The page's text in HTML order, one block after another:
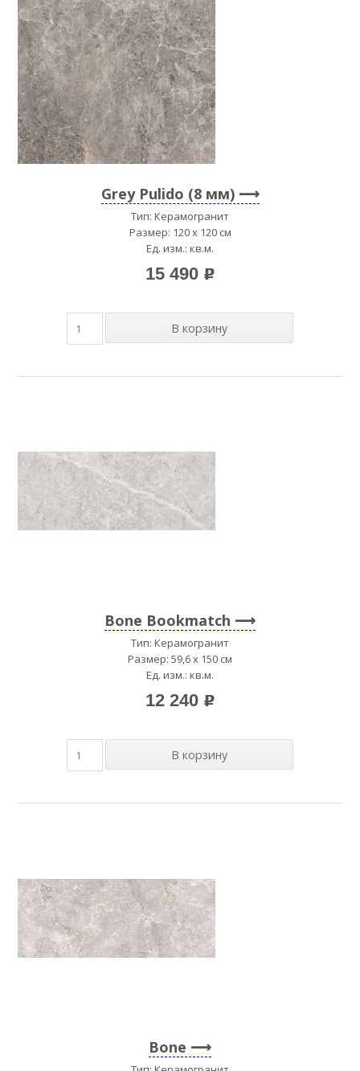
Grey Pulido (8 мм)
Тип: Керамогранит
Размер: 120 x 120 см
Ед. изм.: кв.м.
15 490 p
Bone Bookmatch
Тип: Керамогранит
Размер: 59,6 x 150 см
Ед. изм.: кв.м.
12 240 p
Bone